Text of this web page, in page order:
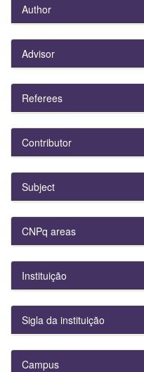
Author
Advisor
Referees
Contributor
Subject
CNPq areas
Instituição
Sigla da instituição
Campus